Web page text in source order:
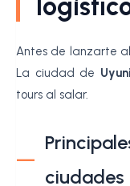
Antes de lanzarte
La ciudad de Uyuni
tours al salar.
ciudades